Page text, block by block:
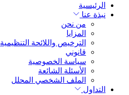
الرئيسية
نبذة عنا
من نحن
المزايا
الترخيص واللائحة التنظيمية
قانوني
سياسة الخصوصية
الأسئلة الشائعة
الملف الشخصي المحلل
التداول